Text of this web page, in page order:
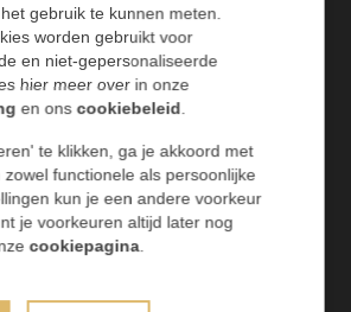
vakmanschap!
dozen tegels met een
complete oplossing!
gebruik te kunnen meten.
worden gebruikt voor
en niet-gepersonaliseerde
hier meer over in onze
en onscookiebeleid .
te klikken, ga je akkoord met
zowel functionele als persoonlijke
kun je een andere voorkeur
je voorkeuren altijd later nog
cookiepagina.